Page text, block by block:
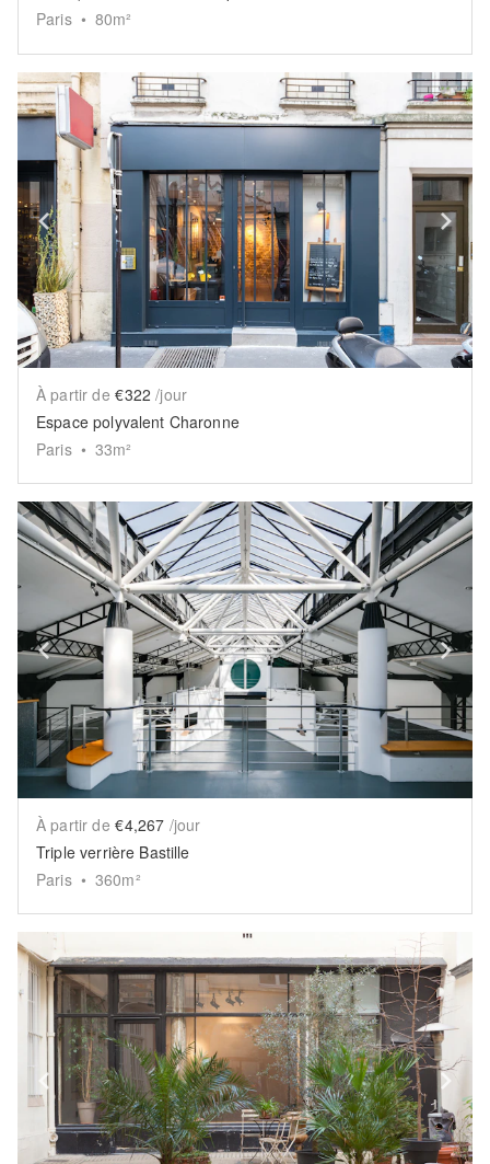
Paris • 80m²
Show previous slide
À partir de €322 /jour
Espace polyvalent Charonne
Paris • 33m²
Show previous slide
À partir de €4,267 /jour
Triple verrière Bastille
Paris • 360m²
Show previous slide